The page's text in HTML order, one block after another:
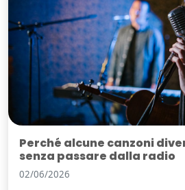
Perché alcune canzoni
senza passare dalla radio
02/06/2026